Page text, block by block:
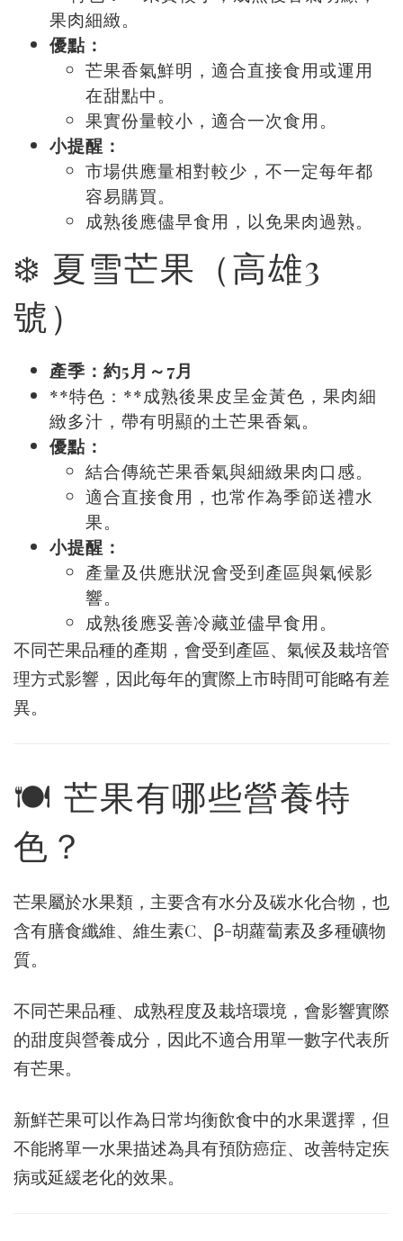
果肉細緻。
優點：
芒果香氣鮮明，適合直接食用或運用
在甜點中。
果實份量較小，適合一次食用。
小提醒：
市場供應量相對較少，不一定每年都
容易購買。
成熟後應儘早食用，以免果肉過熟。
❄️ 夏雪芒果（高雄3
號）
產季：約5月～7月
**特色：**成熟後果皮呈金黃色，果肉細
緻多汁，帶有明顯的土芒果香氣。
優點：
結合傳統芒果香氣與細緻果肉口感。
適合直接食用，也常作為季節送禮水
果。
小提醒：
產量及供應狀況會受到產區與氣候影
響。
成熟後應妥善冷藏並儘早食用。
不同芒果品種的產期，會受到產區、氣候及栽培管
理方式影響，因此每年的實際上市時間可能略有差
異。
🍽️ 芒果有哪些營養特
色？
芒果屬於水果類，主要含有水分及碳水化合物，也
含有膳食纖維、維生素C、β-胡蘿蔔素及多種礦物
質。
不同芒果品種、成熟程度及栽培環境，會影響實際
的甜度與營養成分，因此不適合用單一數字代表所
有芒果。
新鮮芒果可以作為日常均衡飲食中的水果選擇，但
不能將單一水果描述為具有預防癌症、改善特定疾
病或延緩老化的效果。